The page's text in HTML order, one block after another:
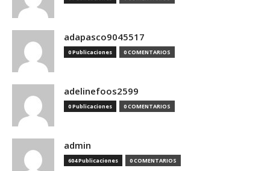
adapasco9045517
0 Publicaciones 0 COMENTARIOS
adelinefoos2599
0 Publicaciones 0 COMENTARIOS
admin
604 Publicaciones 0 COMENTARIOS